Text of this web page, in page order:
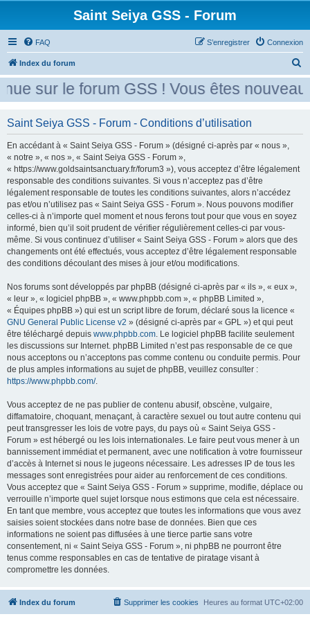
Saint Seiya GSS - Forum
FAQ Connexion
S’enregistrer
Index du forum
e
c
sur le forum GSS ! Vous êtes
Saint Seiya GSS - Forum - Conditions d’utilisation
En accédant à « Saint Seiya GSS - Forum » (désigné ci-après par « nous »,
« notre », « nos », « Saint Seiya GSS - Forum »,
« https://www.goldsaintsanctuary.fr/forum3 »), vous acceptez d’être légalement
responsable des conditions suivantes. Si vous n’acceptez pas d’être
légalement responsable de toutes les conditions suivantes, alors n’accédez
pas et/ou n’utilisez pas « Saint Seiya GSS - Forum ». Nous pouvons modifier
celles-ci à n’importe quel moment et nous ferons tout pour que vous en soyez
informé, bien qu’il soit prudent de vérifier régulièrement celles-ci par vous-
même. Si vous continuez d’utiliser « Saint Seiya GSS - Forum » alors que des
changements ont été effectués, vous acceptez d’être légalement responsable
des conditions découlant des mises à jour et/ou modifications.
Nos forums sont développés par phpBB (désigné ci-après par « ils », « eux »,
« leur », « logiciel phpBB », « www.phpbb.com », « phpBB Limited »,
« Équipes phpBB ») qui est un script libre de forum, déclaré sous la licence «
GNU General Public License v2 » (désigné ci-après par « GPL ») et qui peut
être téléchargé depuis www.phpbb.com. Le logiciel phpBB facilite seulement
les discussions sur Internet. phpBB Limited n’est pas responsable de ce que
nous acceptons ou n’acceptons pas comme contenu ou conduite permis. Pour
de plus amples informations au sujet de phpBB, veuillez consulter :
https://www.phpbb.com/.
Vous acceptez de ne pas publier de contenu abusif, obscène, vulgaire,
diffamatoire, choquant, menaçant, à caractère sexuel ou tout autre contenu qui
peut transgresser les lois de votre pays, du pays où « Saint Seiya GSS -
Forum » est hébergé ou les lois internationales. Le faire peut vous mener à un
bannissement immédiat et permanent, avec une notification à votre fournisseur
d’accès à Internet si nous le jugeons nécessaire. Les adresses IP de tous les
messages sont enregistrées pour aider au renforcement de ces conditions.
Vous acceptez que « Saint Seiya GSS - Forum » supprime, modifie, déplace ou
verrouille n’importe quel sujet lorsque nous estimons que cela est nécessaire.
En tant que membre, vous acceptez que toutes les informations que vous avez
saisies soient stockées dans notre base de données. Bien que ces
informations ne soient pas diffusées à une tierce partie sans votre
consentement, ni « Saint Seiya GSS - Forum », ni phpBB ne pourront être
tenus comme responsables en cas de tentative de piratage visant à
compromettre les données.
Index du forum Heures au format UTC+02:00
Supprimer les cookies